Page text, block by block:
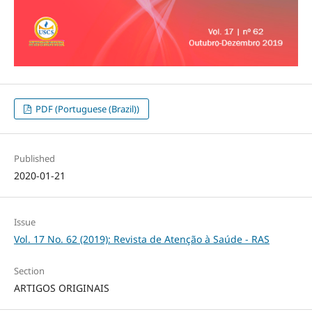
PDF (Portuguese (Brazil))
Published
2020-01-21
Issue
Vol. 17 No. 62 (2019): Revista de Atenção à Saúde - RAS
Section
ARTIGOS ORIGINAIS